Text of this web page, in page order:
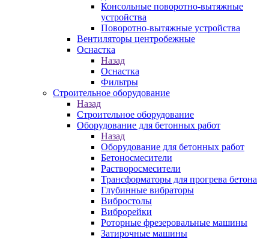
Консольные поворотно-вытяжные
устройства
Поворотно-вытяжные устройства
Вентиляторы центробежные
Оснастка
Назад
Оснастка
Фильтры
Строительное оборудование
Назад
Строительное оборудование
Оборудование для бетонных работ
Назад
Оборудование для бетонных работ
Бетоносмесители
Растворосмесители
Трансформаторы для прогрева бетона
Глубинные вибраторы
Вибростолы
Виброрейки
Роторные фрезеровальные машины
Затирочные машины